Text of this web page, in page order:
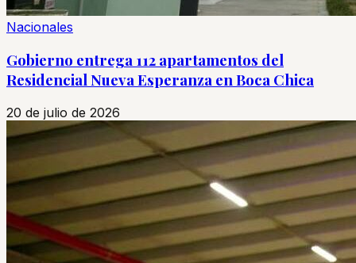
Nacionales
Gobierno entrega 112 apartamentos del
Residencial Nueva Esperanza en Boca Chica
20 de julio de 2026